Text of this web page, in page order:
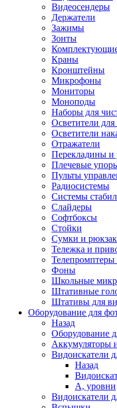
Видеосендеры
Держатели
Зажимы
Зонты
Краны
Кронштейны
Микрофоны
Мониторы
Моноподы
Наборы для
Осветители
Осветители
Отражатели
Перекладины и
Плечевые
Пульты
Радиосистемы
Системы
Слайдеры
Софтбоксы
Стойки
Сумки и
Тележка и
Фоны
Школьные
Штативные
Штативы для
Оборудование для
Назад
Оборудование
Аккумуляторы
Видоискатели
Назад
А, уровни
Видоискатели